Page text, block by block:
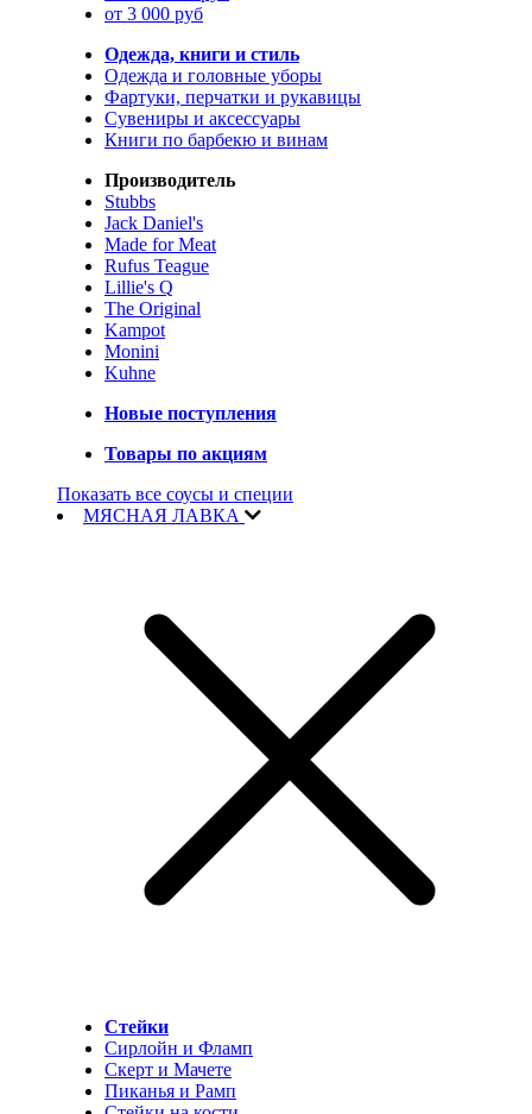
от 3 000 руб
Одежда, книги и стиль
Одежда и головные уборы
Фартуки, перчатки и рукавицы
Сувениры и аксессуары
Книги по барбекю и винам
Производитель
Stubbs
Jack Daniel's
Made for Meat
Rufus Teague
Lillie's Q
The Original
Kampot
Monini
Kuhne
Новые поступления
Товары по акциям
Показать все соусы и специи
МЯСНАЯ ЛАВКА
Стейки
Сирлойн и Фламп
Скерт и Мачете
Пиканья и Рамп